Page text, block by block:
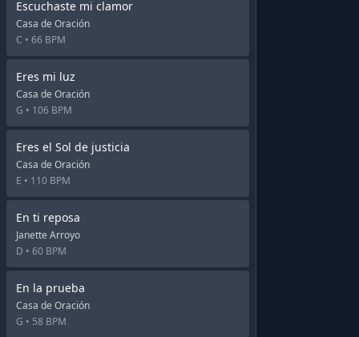
Escuchaste mi clamor
Casa de Oración
C • 66 BPM
Eres mi luz
Casa de Oración
G • 106 BPM
Eres el Sol de justicia
Casa de Oración
E • 110 BPM
En ti reposa
Janette Arroyo
D • 60 BPM
En la prueba
Casa de Oración
G • 58 BPM